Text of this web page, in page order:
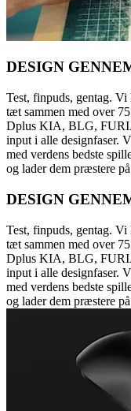
DESIGN
Test, finpuds, gentag.
tæt sammen med over
Dplus KIA, BLG,
input i alle designfaser.
med verdens bedste
og lader dem præstere
DESIGN
Test, finpuds, gentag.
tæt sammen med over
Dplus KIA, BLG,
input i alle designfaser.
med verdens bedste
og lader dem præstere